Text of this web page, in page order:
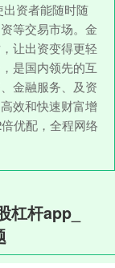
资者能随时随
等交易市场。金
让出资变得更轻
是国内领先的互
金融服务、及资
效和快速财富增
优配，全程网络
杆app_